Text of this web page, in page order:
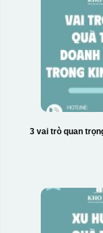
3 vai trò quan